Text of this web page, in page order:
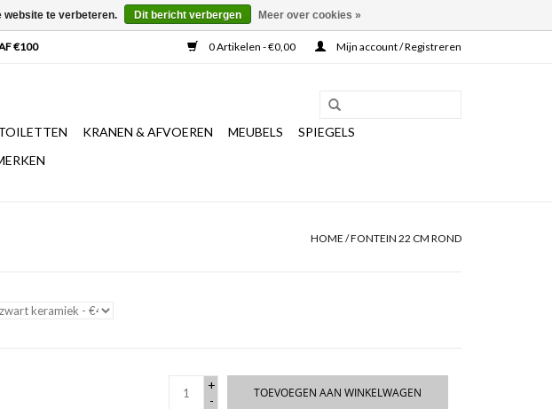
0 Artikelen - €0,00 Mijn account / Registreren
KRANEN & AFVOEREN MEUBELS
SPIEGELS
HOME /FONTEIN 22 CM ROND
+
-
TOEVOEGEN AAN WINKELWAGEN
website te verbeteren. Dit bericht verbergen Meer over cookies »